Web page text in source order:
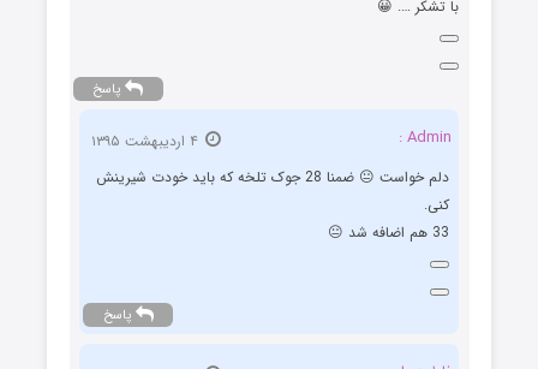
با تشکر …. 😀
پاسخ
Admin :
۴ اردیبهشت ۱۳۹۵
دلم خواست 😐 ضمنا 28 جوک تلخه که باید خودت شیرینش
کنی.
33 هم اضافه شد 😐
پاسخ